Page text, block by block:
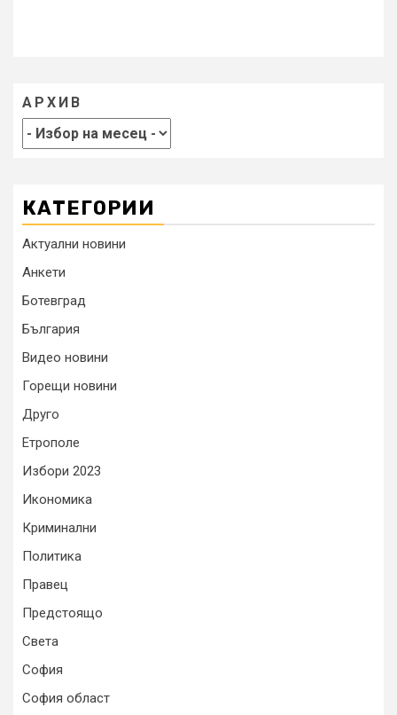
АРХИВ
КАТЕГОРИИ
Актуални новини
Анкети
Ботевград
България
Видео новини
Горещи новини
Друго
Етрополе
Избори 2023
Икономика
Криминални
Политика
Правец
Предстоящо
Света
София
София област